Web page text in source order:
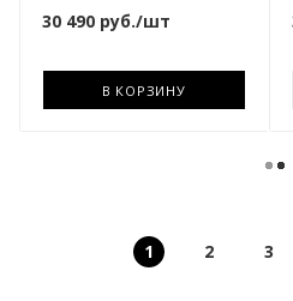
30 490 руб./шт
В КОРЗИНУ
1 2 3